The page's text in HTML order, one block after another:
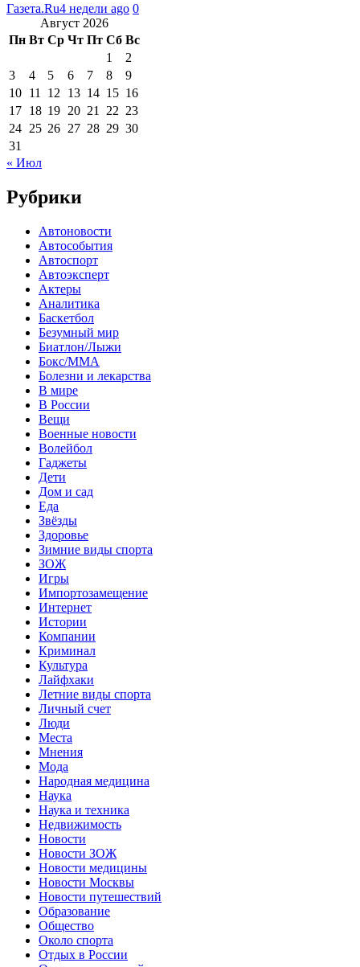
Газета.Ru4 недели ago 0
Август 2026
Пн Вт Ср Чт Пт Сб Вс
1
2
3
4 5 6 7 8
9
10 11 12 13 14 15 16
17 18 19 20 21 22 23
24 25 26 27 28 29 30
31
« Июл
Рубрики
Автоновости
Автособытия
Автоспорт
Автоэксперт
Актеры
Аналитика
Баскетбол
Безумный мир
Биатлон/Лыжи
Бокс/MMA
Болезни и лекарства
В мире
В России
Вещи
Военные новости
Волейбол
Гаджеты
Дети
Дом и сад
Еда
Звёзды
Здоровье
Зимние виды спорта
ЗОЖ
Игры
Импортозамещение
Интернет
Истории
Компании
Криминал
Культура
Лайфхаки
Летние виды спорта
Личный счет
Люди
Места
Мнения
Мода
Народная медицина
Наука
Наука и техника
Недвижимость
Новости
Новости ЗОЖ
Новости медицины
Новости Москвы
Новости путешествий
Образование
Общество
Около спорта
Отдых в России